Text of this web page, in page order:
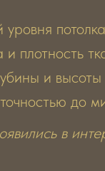
плотность
и
до
в